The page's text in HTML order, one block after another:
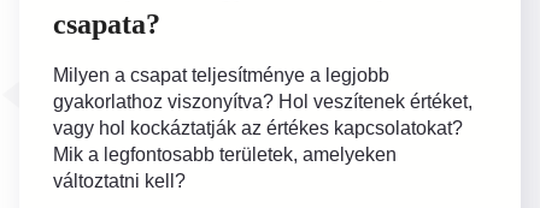
csapata?
Milyen a csapat teljesítménye a legjobb
gyakorlathoz viszonyítva? Hol veszítenek értéket,
vagy hol kockáztatják az értékes kapcsolatokat?
Mik a legfontosabb területek, amelyeken
változtatni kell?